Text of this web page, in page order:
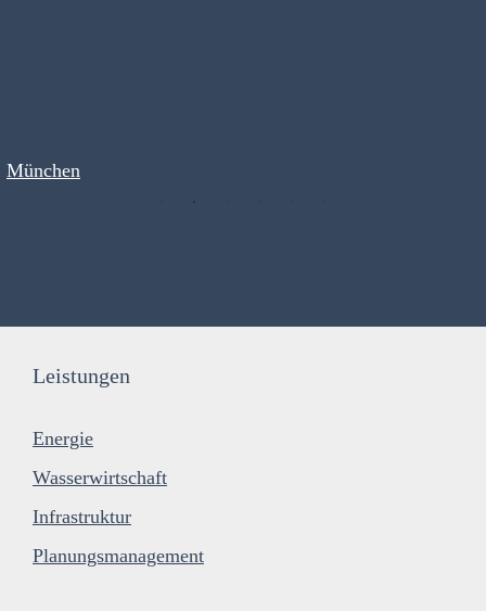
München
Leistungen
Energie
Wasserwirtschaft
Infrastruktur
Planungsmanagement